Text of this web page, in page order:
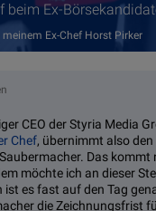
beim Ex-
Ex-Chef Horst Pirker
CEO der Styria Media
Chef, übernimmt also den
Das kommt
möchte ich an dieser
ist es fast auf den Tag
die Zeichnungsfrist